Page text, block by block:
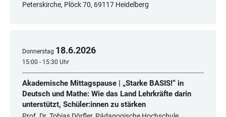
Peterskirche, Plöck 70, 69117 Heidelberg
Donnerstag 18.6.2026
15:00 - 15:30 Uhr
Akademische Mittagspause | „Starke BASIS!“ in
Deutsch und Mathe: Wie das Land Lehrkräfte darin
unterstützt, Schüler:innen zu stärken